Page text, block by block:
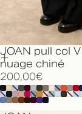
JOAN pull col V
nuage chiné
200,00€